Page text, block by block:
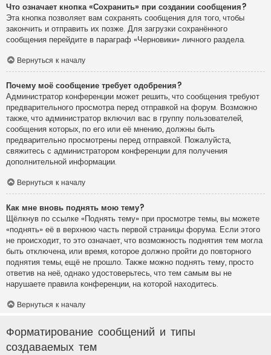
Что означает кнопка «Сохранить» при создании сообщения?
Эта кнопка позволяет вам сохранять сообщения для того, чтобы
закончить и отправить их позже. Для загрузки сохранённого
сообщения перейдите в параграф «Черновики» личного раздела.
Вернуться к началу
Почему моё сообщение требует одобрения?
Администратор конференции может решить, что сообщения требуют
предварительного просмотра перед отправкой на форум. Возможно
также, что администратор включил вас в группу пользователей,
сообщения которых, по его или её мнению, должны быть
предварительно просмотрены перед отправкой. Пожалуйста,
свяжитесь с администратором конференции для получения
дополнительной информации.
Вернуться к началу
Как мне вновь поднять мою тему?
Щёлкнув по ссылке «Поднять тему» при просмотре темы, вы можете
«поднять» её в верхнюю часть первой страницы форума. Если этого
не происходит, то это означает, что возможность поднятия тем могла
быть отключена, или время, которое должно пройти до повторного
поднятия темы, ещё не прошло. Также можно поднять тему, просто
ответив на неё, однако удостоверьтесь, что тем самым вы не
нарушаете правила конференции, на которой находитесь.
Вернуться к началу
Форматирование сообщений и типы
создаваемых тем